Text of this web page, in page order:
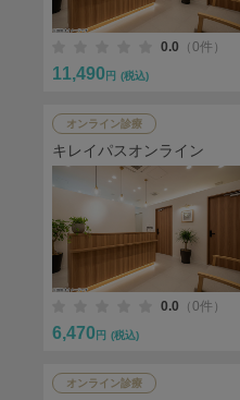
0.0 （0件）
11,490 円 (税込)
オンライン診療
キレイパスオンライン
0.0 （0件）
6,470 円 (税込)
オンライン診療